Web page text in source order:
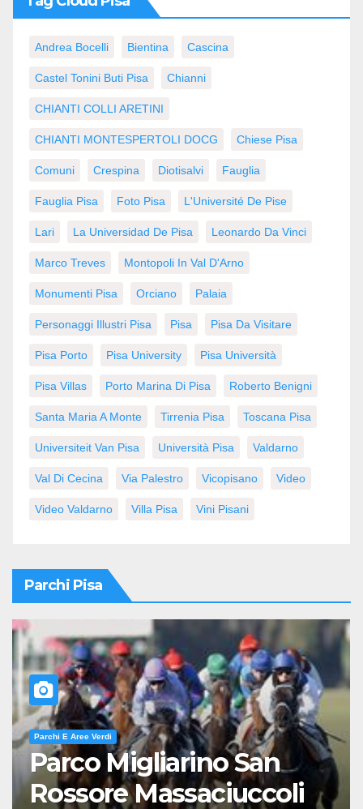
Andrea Bocelli Bientina Cascina
Castel Tonini Buti Pisa Chianni
CHIANTI COLLI ARETINI
CHIANTI MONTESPERTOLI DOCG Chiese Pisa
Comuni Crespina Diotisalvi Fauglia
Fauglia Pisa Foto Pisa L'Université De Pise
Lari La Universidad De Pisa Leonardo Da Vinci
Marco Treves Montopoli In Val D'Arno
Monumenti Pisa Orciano Palaia
Personaggi Illustri Pisa Pisa Pisa Da Visitare
Pisa Porto Pisa University Pisa Università
Pisa Villas Porto Marina Di Pisa Roberto Benigni
Santa Maria A Monte Tirrenia Pisa Toscana Pisa
Universiteit Van Pisa Università Pisa Valdarno
Val Di Cecina Via Palestro Vicopisano Video
Video Valdarno Villa Pisa Vini Pisani
Parchi Pisa
Parchi E Aree Verdi
Parco Migliarino San
Rossore Massaciuccoli